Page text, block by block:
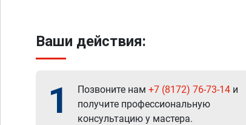
Ваши действия:
1 Позвоните нам +7 (8172) 76-73-14 и
получите профессиональную
консультацию у мастера.